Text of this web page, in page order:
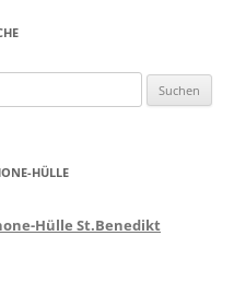
HÜLLE
Hülle St.Benedikt